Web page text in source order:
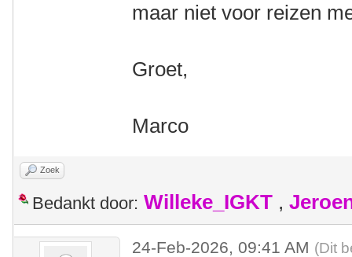
maar niet voor reizen
Groet,
Marco
Zoek
Bedankt door: Willeke_IGKT ,
24-Feb-2026, 09:41 AM (Dit